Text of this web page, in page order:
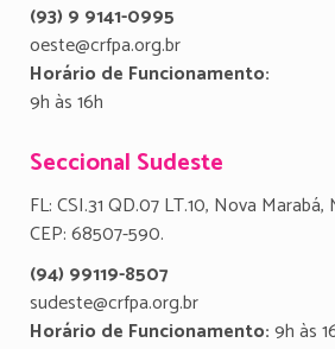
(93) 9 9141-0995
oeste@crfpa.org.br
Horário de Funcionamento:
9h às 16h
Seccional Sudeste
FL: CSI.31 QD.07 LT.10, Nova
CEP: 68507-590.
(94) 99119-8507
sudeste@crfpa.org.br
Horário de Funcionamento:9h às